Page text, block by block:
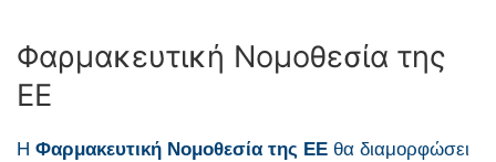
Φαρμακευτική Νομοθεσία της
ΕΕ
Η Φαρμακευτική Νομοθεσία της ΕΕ θα διαμορφώσει